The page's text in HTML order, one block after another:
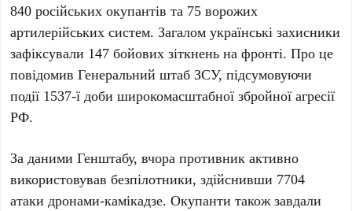
840 російських окупантів та 75 ворожих
артилерійських систем. Загалом українські захисники
зафіксували 147 бойових зіткнень на фронті. Про це
повідомивГенеральний штаб ЗСУ, підсумовуючи
події 1537-ї доби широкомасштабної збройної агресії
РФ.
За даними Генштабу, вчора противник активно
використовував безпілотники, здійснивши 7704
атаки дронами-камікадзе. Окупанти також завдали